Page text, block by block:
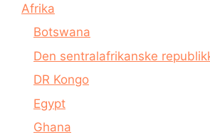
Afrika
Botswana
Den sentralafrikanske
DR Kongo
Egypt
Ghana